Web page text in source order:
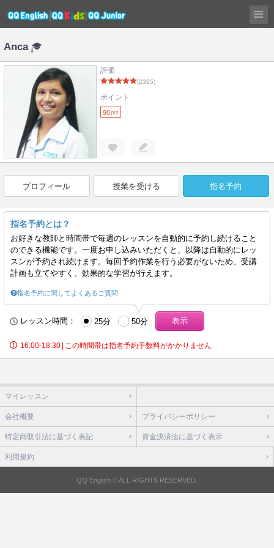
Anca
評価
(2395)
ポイント
90pts
プロフィール 授業を受ける 指名予約
指名予約とは？
お好きな教師と時間帯で毎週のレッスンを自動的に予約し続けること
のできる機能です。一度お申し込みいただくと、以降は自動的にレッ
スンが予約され続けます。毎回予約作業を行う必要がないため、受講
計画も立てやすく、効果的な学習が行えます。
指名予約に関してよくあるご質問
レッスン時間： 25分 50分
16:00-18:30 この時間帯は指名予約手数料がかかりません
マイレッスン
会社概要 プライバシーポリシー
特定商取引法に基づく表記 資金決済法に基づく表示
利用規約
QQ English © ALL RIGHTS RESERVED.